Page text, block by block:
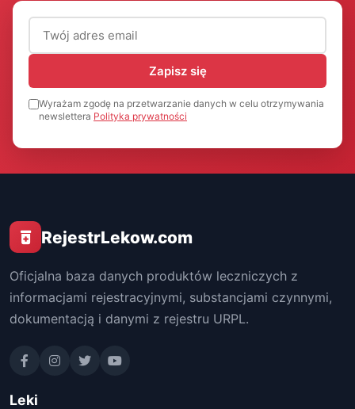
Adres email (wymagany)
Zapisz się
Wyrażam zgodę na przetwarzanie danych w celu otrzymywania
newslettera Polityka prywatności
RejestrLekow.com
Oficjalna baza danych produktów leczniczych z
informacjami rejestracyjnymi, substancjami czynnymi,
dokumentacją i danymi z rejestru URPL.
Leki